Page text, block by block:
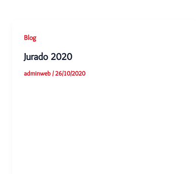
Blog
Jurado 2020
adminweb /26/10/2020